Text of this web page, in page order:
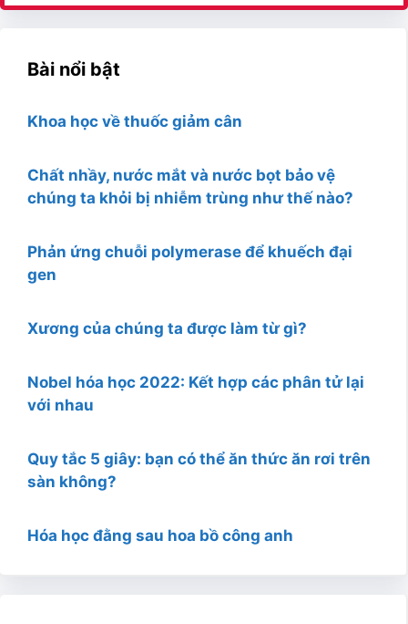
Bài nổi bật
Khoa học về thuốc giảm cân
Chất nhầy, nước mắt và nước bọt bảo vệ
chúng ta khỏi bị nhiễm trùng như thế nào?
Phản ứng chuỗi polymerase để khuếch đại
gen
Xương của chúng ta được làm từ gì?
Nobel hóa học 2022: Kết hợp các phân tử lại
với nhau
Quy tắc 5 giây: bạn có thể ăn thức ăn rơi trên
sàn không?
Hóa học đằng sau hoa bồ công anh